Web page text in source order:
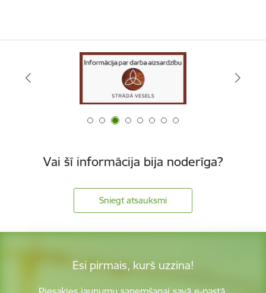
Vai šī informācija bija noderīga?
Sniegt atsauksmi
Esi pirmais, kurš uzzina!